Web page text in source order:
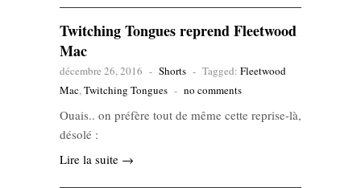
Twitching Tongues reprend Fleetwood
Mac
décembre 26, 2016 - Shorts - Tagged: Fleetwood
Mac,Twitching Tongues - no comments
Ouais.. on préfère tout de même cette reprise-là,
désolé :
Lire la suite →